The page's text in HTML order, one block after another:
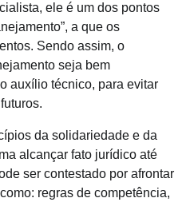
ele é um dos pontos
a que os
Sendo assim, o
seja bem
auxílio técnico, para evitar
da solidariedade e da
alcançar fato jurídico até
ser contestado por afrontar
regras de competência,